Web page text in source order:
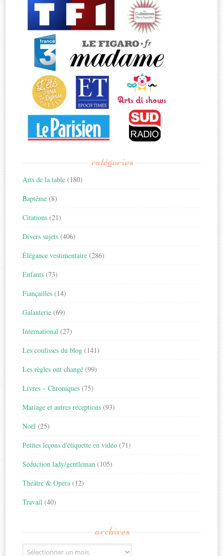
catégories
Arts de la table (180)
Baptême (8)
Citations (21)
Divers sujets (406)
Élégance vestimentaire (286)
Enfants (73)
Fiançailles (14)
Galanterie (69)
International (27)
Les coulisses du blog (141)
Les règles ont changé (99)
Livres – Chroniques (75)
Mariage et autres réceptions (93)
Noël (25)
Petites leçons d'étiquette en vidéo (71)
Séduction lady/gentleman (105)
Théâtre & Opéra (12)
Travail (40)
archives
Archives